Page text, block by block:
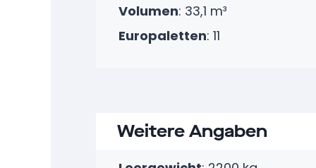
Volumen: 33,1 m³
Europaletten: 11
Weitere Angaben